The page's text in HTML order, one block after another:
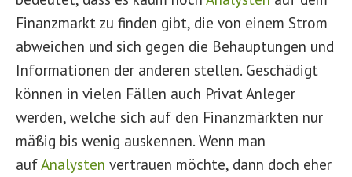
Finanzmarkt zu finden gibt, die von einem Strom
abweichen und sich gegen die Behauptungen und
Informationen der anderen stellen. Geschädigt
können in vielen Fällen auch Privat Anleger
werden, welche sich auf den Finanzmärkten nur
mäßig bis wenig auskennen. Wenn man
aufAnalysten vertrauen möchte, dann doch eher